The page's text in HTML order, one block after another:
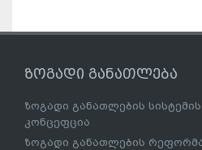
ზოგადი განათლება
ზოგადი განათლების
კონცეფცია
ზოგადი განათლების